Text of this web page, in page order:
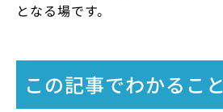
となる場です。
この記事でわかること